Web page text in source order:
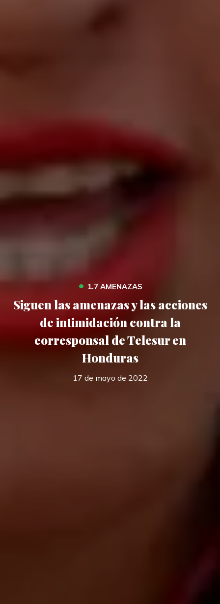
• 1.7 AMENAZAS
Siguen las amenazas y las acciones
de intimidación contra la
corresponsal de Telesur en
Honduras
17 de mayo de 2022